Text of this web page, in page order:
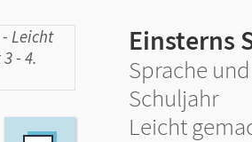
Einsterns
Sprache
Schuljahr
Leicht